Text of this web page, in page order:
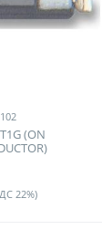
(ON
22%)